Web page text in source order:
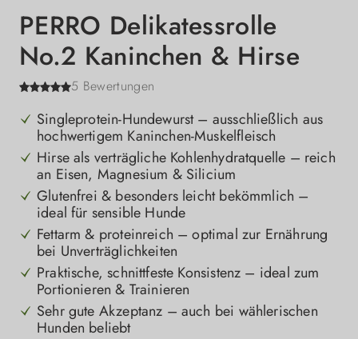
PERRO Delikatessrolle
No.2 Kaninchen & Hirse
5 Bewertungen
Singleprotein-Hundewurst – ausschließlich aus
hochwertigem Kaninchen-Muskelfleisch
Hirse als verträgliche Kohlenhydratquelle – reich
an Eisen, Magnesium & Silicium
Glutenfrei & besonders leicht bekömmlich –
ideal für sensible Hunde
Fettarm & proteinreich – optimal zur Ernährung
bei Unverträglichkeiten
Praktische, schnittfeste Konsistenz – ideal zum
Portionieren & Trainieren
Sehr gute Akzeptanz – auch bei wählerischen
Hunden beliebt